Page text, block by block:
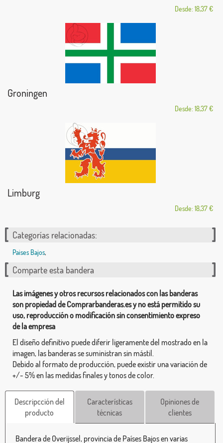
Desde: 18,37 €
Groningen
Desde: 18,37 €
Limburg
Desde: 18,37 €
Categorías relacionadas:
Paises Bajos,
Comparte esta bandera
Las imágenes y otros recursos relacionados con las banderas
son propiedad de Comprarbanderas.es y no está permitido su
uso, reproducción o modificación sin consentimiento expreso
de la empresa
El diseño definitivo puede diferir ligeramente del mostrado en la
imagen, las banderas se suministran sin mástil.
Debido al formato de producción, puede existir una variación de
+/- 5% en las medidas finales y tonos de color.
Descripcción del
producto
Características
técnicas
Opiniones de
clientes
Bandera de Overijssel, provincia de Países Bajos en varias